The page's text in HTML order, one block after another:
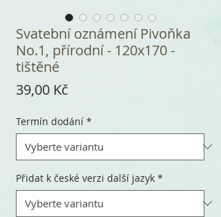
Svatební oznámení Pivoňka
No.1, přírodní - 120x170 -
tištěné
39,00 Kč
Termín dodání *
Přidat k české verzi další jazyk *